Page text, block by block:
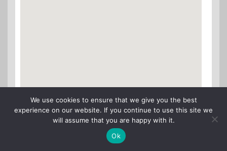
We use cookies to ensure that we give you the best
experience on our website. If you continue to use this site we
will assume that you are happy with it.
Ok